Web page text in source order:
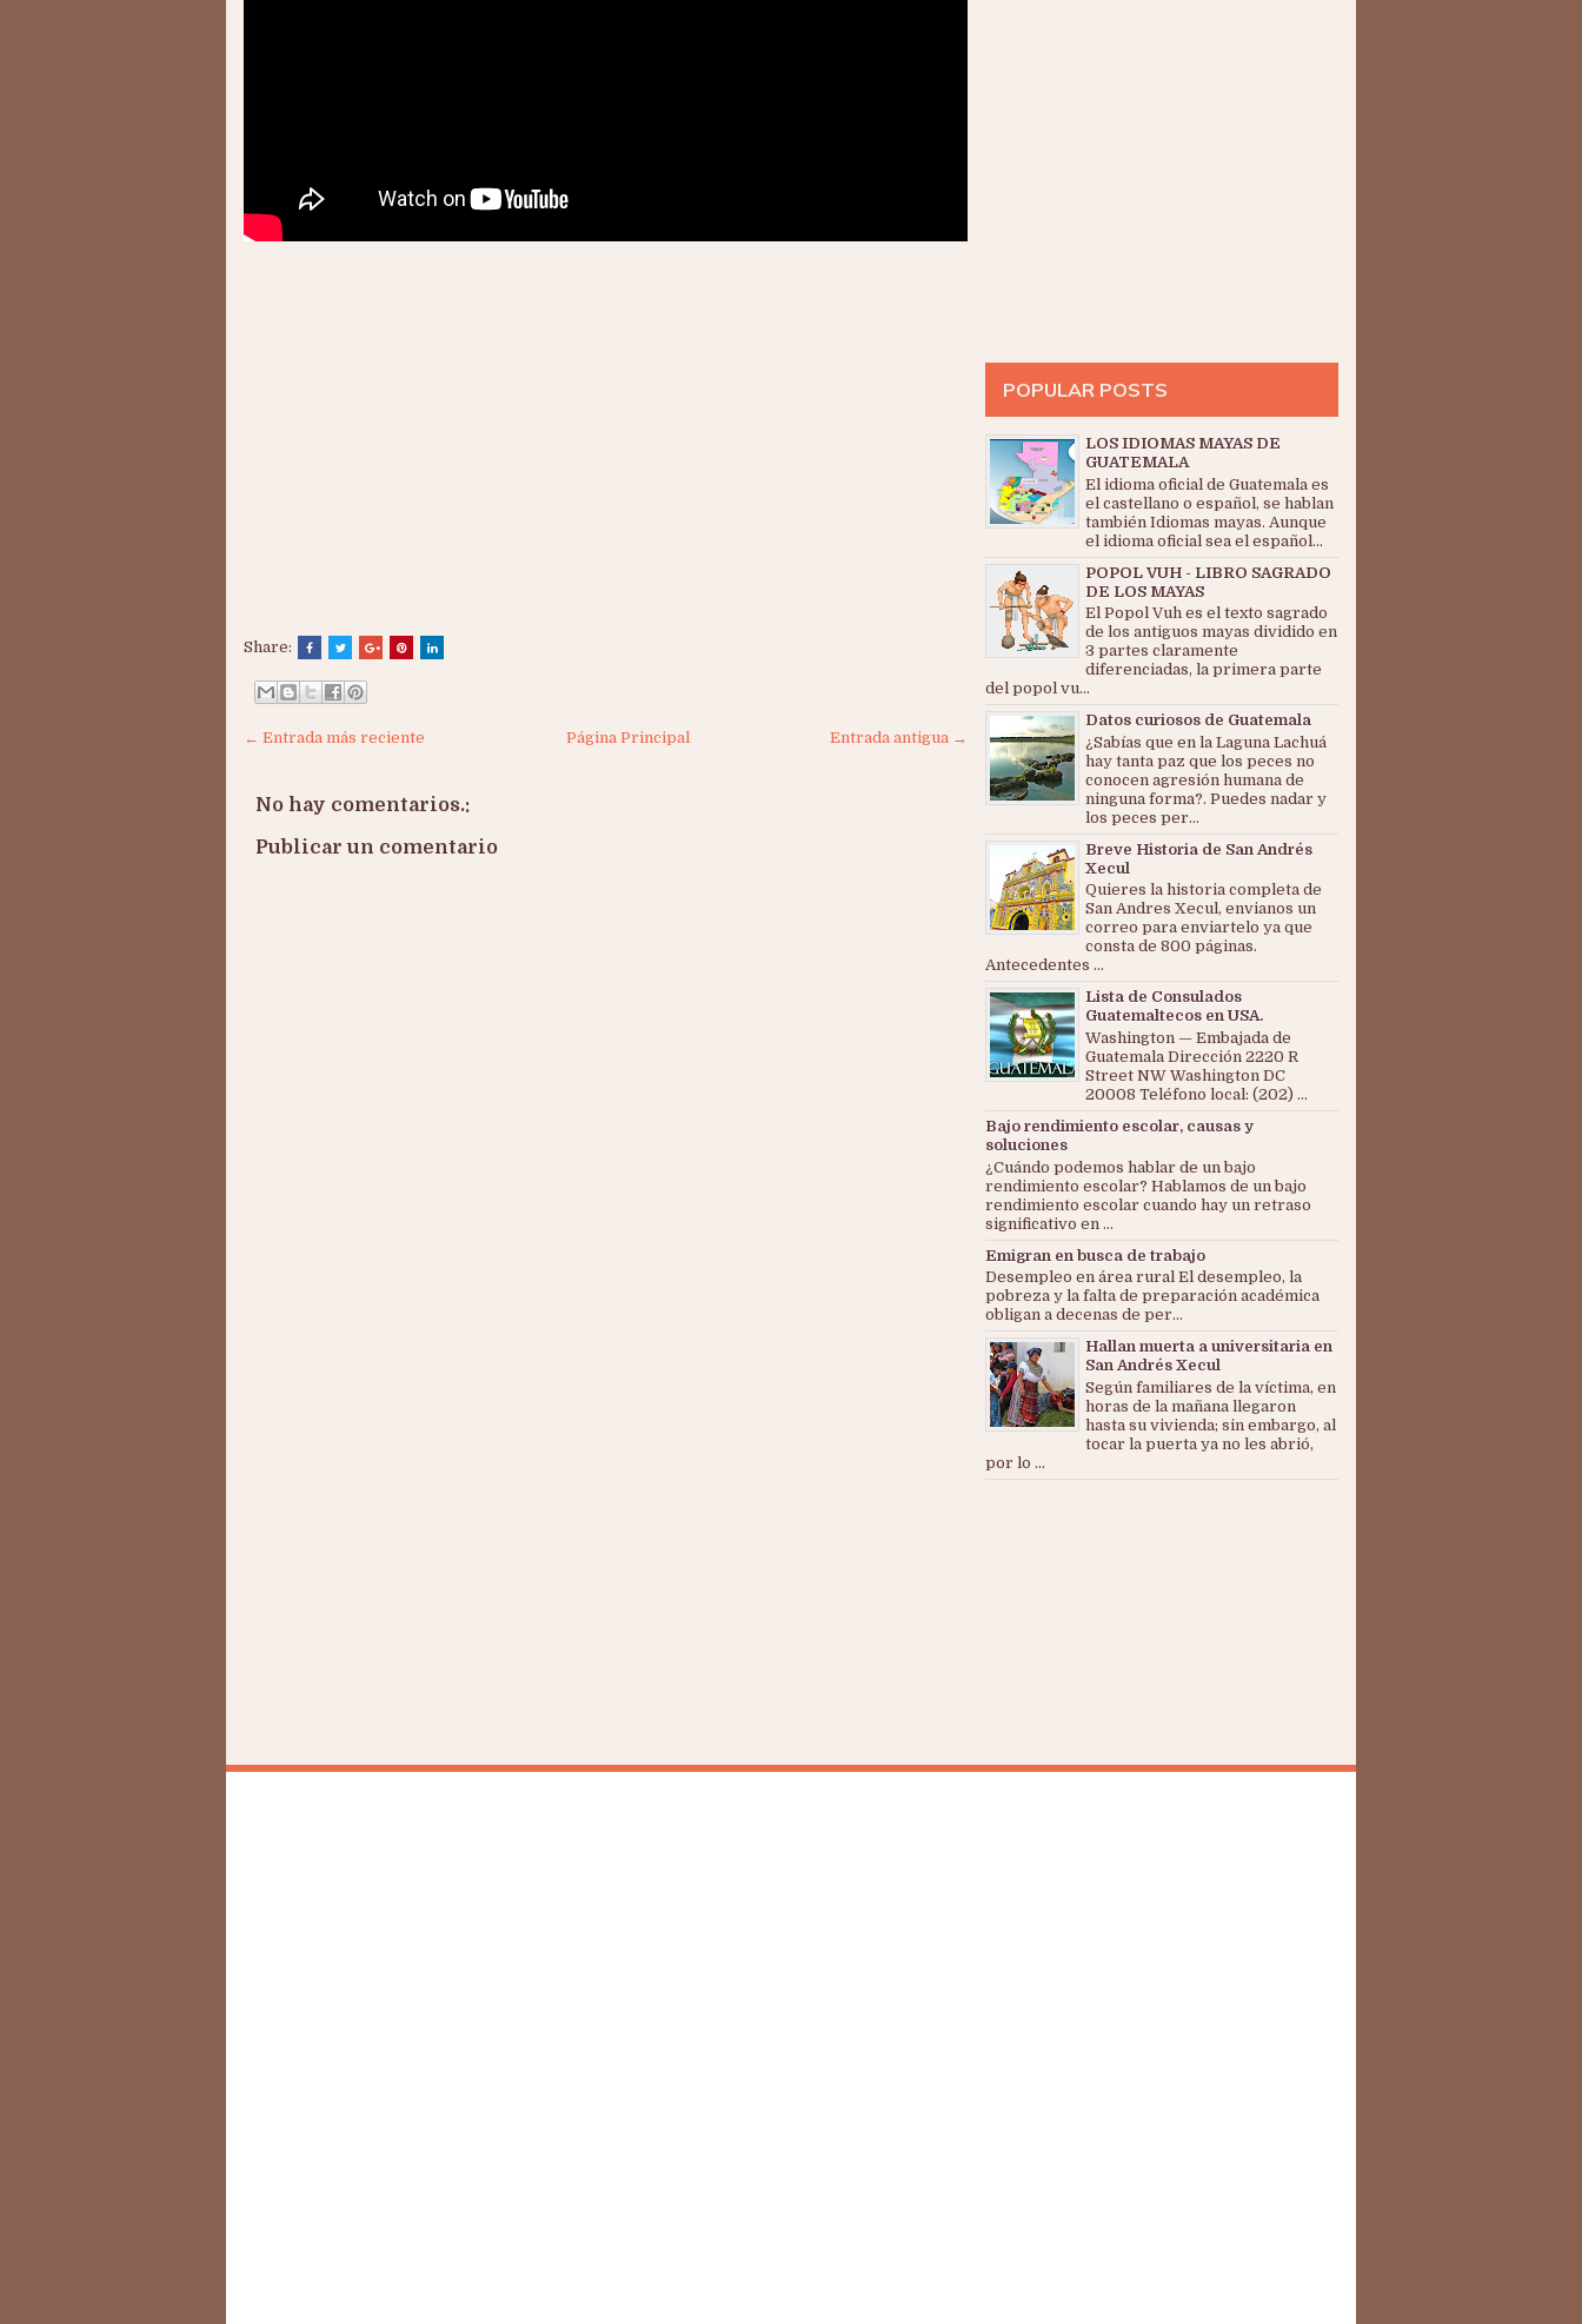
Share:
← Entrada más reciente Entrada antigua →
Página Principal
No hay comentarios.:
Publicar un comentario
POPULAR POSTS
LOS IDIOMAS MAYAS DE
GUATEMALA
El idioma oficial de Guatemala es
el castellano o español, se hablan
también Idiomas mayas. Aunque
el idioma oficial sea el español...
POPOL VUH - LIBRO SAGRADO
DE LOS MAYAS
El Popol Vuh es el texto sagrado
de los antiguos mayas dividido en
3 partes claramente
diferenciadas, la primera parte
del popol vu...
Datos curiosos de Guatemala
¿Sabías que en la Laguna Lachuá
hay tanta paz que los peces no
conocen agresión humana de
ninguna forma?. Puedes nadar y
los peces per...
Breve Historia de San Andrés
Xecul
Quieres la historia completa de
San Andres Xecul, envianos un
correo para enviartelo ya que
consta de 800 páginas.
Antecedentes ...
Lista de Consulados
Guatemaltecos en USA.
Washington — Embajada de
Guatemala Dirección 2220 R
Street NW Washington DC
20008 Teléfono local: (202) ...
Bajo rendimiento escolar, causas y
soluciones
¿Cuándo podemos hablar de un bajo
rendimiento escolar? Hablamos de un bajo
rendimiento escolar cuando hay un retraso
significativo en ...
Emigran en busca de trabajo
Desempleo en área rural El desempleo, la
pobreza y la falta de preparación académica
obligan a decenas de per...
Hallan muerta a universitaria en
San Andrés Xecul
Según familiares de la víctima, en
horas de la mañana llegaron
hasta su vivienda; sin embargo, al
tocar la puerta ya no les abrió,
por lo ...